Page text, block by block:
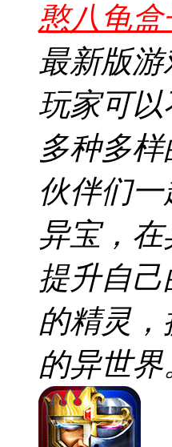
憨八龟盒
最新版
玩家可
多种多
伙伴们
异宝，
提升自
的精灵
的异世界